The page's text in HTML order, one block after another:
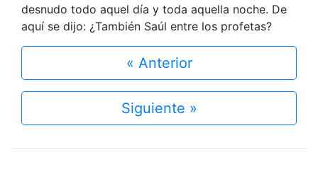
desnudo todo aquel día y toda aquella noche. De
aquí se dijo: ¿También Saúl entre los profetas?
« Anterior
Siguiente »